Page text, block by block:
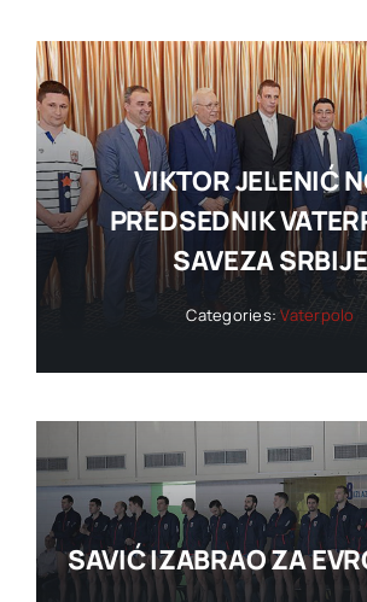
VIKTOR JELENIĆ
PREDSEDNIK
SAVEZA SRBIJE
Categories:Vaterpolo
SAVIĆ IZABRAO ZA